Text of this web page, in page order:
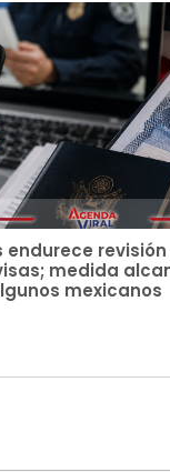
endurece
medida
mexicanos